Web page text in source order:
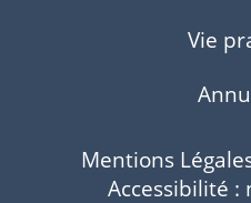
Vie
Mentions
Accessibilité :